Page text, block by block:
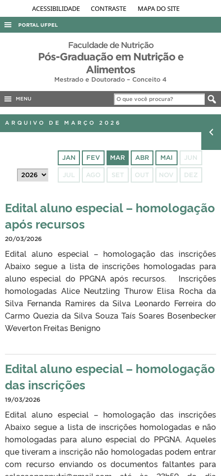
ACESSIBILIDADE CONTRASTE MAPA DO SITE
PORTAL UFPEL
ACESSO À INFORMAÇÃO
AUDITORIA
CONCURSOS
INTERNACIONAL
TELEFONES
Faculdade de Nutrição
Pós-Graduação em Nutrição e
Alimentos
Mestrado e Doutorado – Conceito 4
MENU
ARQUIVO DE MARÇO 2026
JAN FEV MAR ABR MAI JUN
JUL AGO SET OUT NOV DEZ
Edital aluno especial – homologação
após recursos
20/03/2026
Edital aluno especial – homologação das inscrições
Abaixo segue a lista de inscrições homologadas para
aluno especial do PPGNA após recursos. Inscrições
homologadas Alice Neutzling Thurow Elisa Rocha da
Silva Fernanda Ramires da Silva Leonardo Ferreira do
Carmo Quezia da Silva Souza Taís Soares Bosenbecker
Weverton Freitas Benigno
Edital aluno especial – homologação
das inscrições
19/03/2026
Edital aluno especial – homologação das inscrições
Abaixo segue a lista de inscrições homologadas e não
homologadas para aluno especial do PPGNA. Aqueles
que tiveram a inscrição não homologadas podem entrar
com recurso enviando os documentos faltantes para